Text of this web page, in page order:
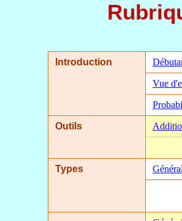
Introduction
Vue
Outils
Types Général